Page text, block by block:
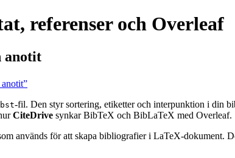
referenser och Overleaf
anotit
-fil. Den styr sortering, etiketter och interpunktion i din
CiteDrive synkar BibTeX och BibLaTeX med Overleaf.
används för att skapa bibliografier i LaTeX-dokument.